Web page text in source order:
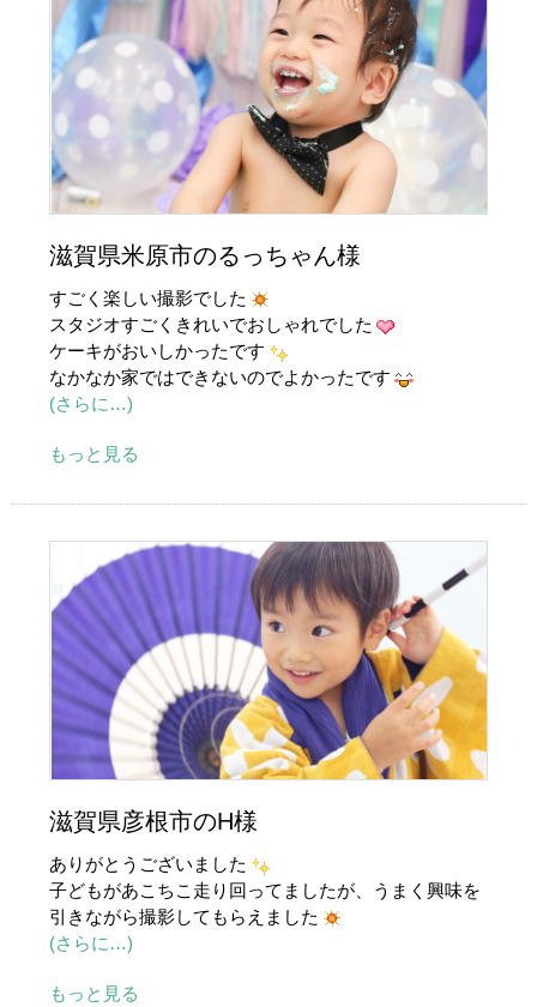
滋賀県米原市のるっちゃん様
すごく楽しい撮影でした
スタジオすごくきれいでおしゃれでした
ケーキがおいしかったです
なかなか家ではできないのでよかったです
(さらに…)
もっと見る
滋賀県彦根市のH様
ありがとうございました
子どもがあこちこ走り回ってましたが、うまく興味を
引きながら撮影してもらえました
(さらに…)
もっと見る